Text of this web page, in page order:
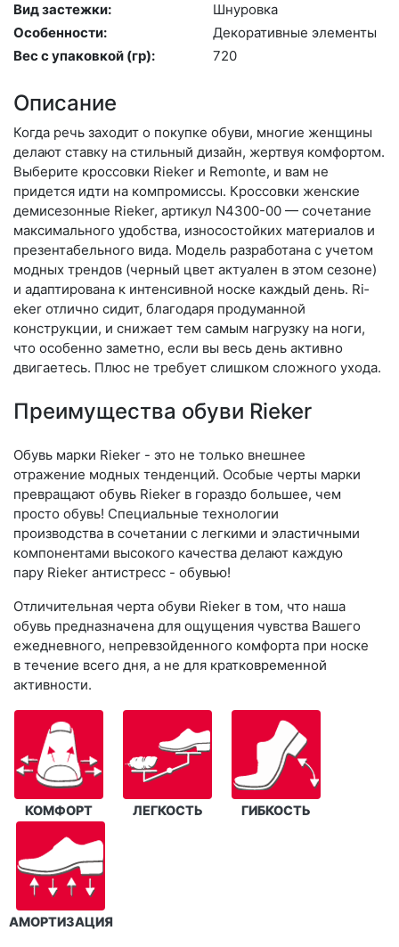
Вид застежки:
Шну­ров­ка
Особенности:
Де­кора­тив­ные эле­мен­ты
Вес с упаковкой (гр):
720
Описание
Когда речь заходит о покупке обуви, многие женщины
делают ставку на стильный дизайн, жертвуя комфортом.
Выберите крос­совки Rieker и Remonte, и вам не
придется идти на компромиссы. Кроссовки женские
демисезонные Rieker, артикул N4300-00 — сочетание
максимального удобства, износостойких материалов и
презентабельного вида. Модель разработана с учетом
модных трендов (чер­ный цвет актуален в этом сезоне)
и адаптирована к интенсивной носке каждый день. Ri­
eker отлично сидит, благодаря продуманной
конструкции, и снижает тем самым нагрузку на ноги,
что особенно заметно, если вы весь день активно
двигаетесь. Плюс не требует слишком сложного ухода.
Преимущества обуви Rieker
Обувь марки Rieker - это не только внешнее
отражение модных тенденций. Особые черты марки
превращают обувь Rieker в гораздо большее, чем
просто обувь! Специальные технологии
производства в сочетании с легкими и эластичными
компонентами высокого качества делают каждую
пару Rieker антистресс - обувью!
Отличительная черта обуви Rieker в том, что наша
обувь предназначена для ощущения чувства Вашего
ежедневного, непревзойденного комфорта при носке
в течение всего дня, а не для кратковременной
активности.
КОМФОРТ ЛЕГКОСТЬ ГИБКОСТЬ
АМОРТИЗАЦИЯ